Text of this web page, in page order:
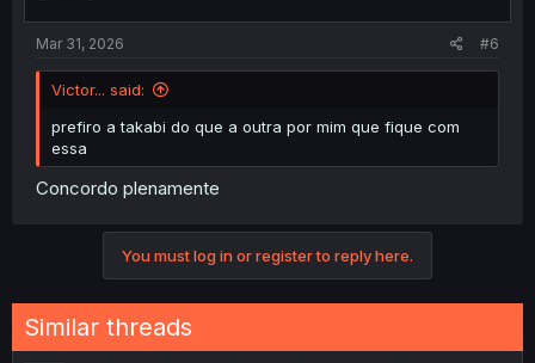
Mar 31, 2026 #6
Victor... said:
prefiro a takabi do que a outra por mim que fique com
essa
Concordo plenamente
You must log in or register to reply here.
Similar threads